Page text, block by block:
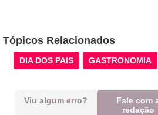
Tópicos Relacionados
DIA DOS PAIS GASTRONOMIA
Viu algum erro?
Fale com
redação